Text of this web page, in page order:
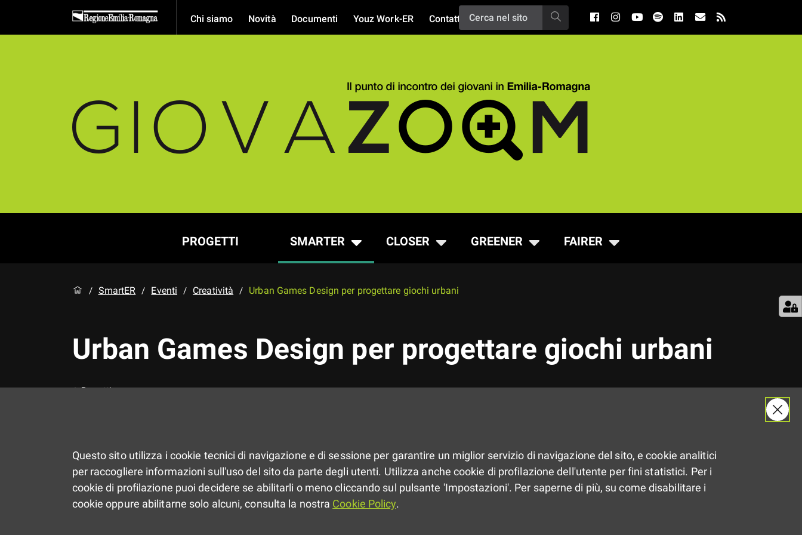
Chi siamo Novità Documenti Youz Work-ER Contatti
PROGETTI SMARTER CLOSER GREENER FAIRER
/ SmartER / Eventi / Creatività / Urban Games Design per progettare giochi urbani
Urban Games Design per progettare giochi urbani
Progetti
Dal
26.10.2019
al 27.10.2019
Questo sito utilizza i cookie tecnici di navigazione e di sessione per garantire un miglior servizio di navigazione del sito, e cookie analitici
per raccogliere informazioni sull'uso del sito da parte degli utenti. Utilizza anche cookie di profilazione dell'utente per fini statistici. Per i
cookie di profilazione puoi decidere se abilitarli o meno cliccando sul pulsante 'Impostazioni'. Per saperne di più, su come disabilitare i
cookie oppure abilitarne solo alcuni, consulta la nostra Cookie Policy.